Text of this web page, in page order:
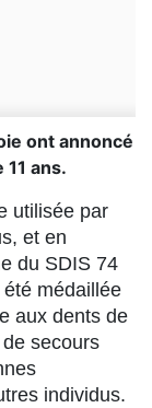
ont annoncé
ans.
utilisée par
et en
du SDIS 74
médaillée
aux dents de
secours
individus.